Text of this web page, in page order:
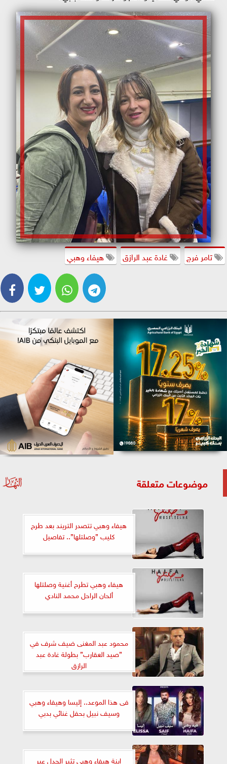
تامر فرج غادة عبد الرازق هيفاء وهبي
موضوعات متعلقة
هيفاء وهبي تتصدر التريند بعد طرح
كليب ”وصلتلها”.. تفاصيل
هيفاء وهبي تطرح أغنية وصلتلها
ألحان الراحل محمد النادي
محمود عبد المغنى ضيف شرف في
”صيد العقارب” بطولة غادة عبد
الرازق
فى هذا الموعد.. إليسا وهيفاء وهبي
وسيف نبيل بحفل غنائي بدبي
اينة هيفاء وهبي تثير الجدل عبر